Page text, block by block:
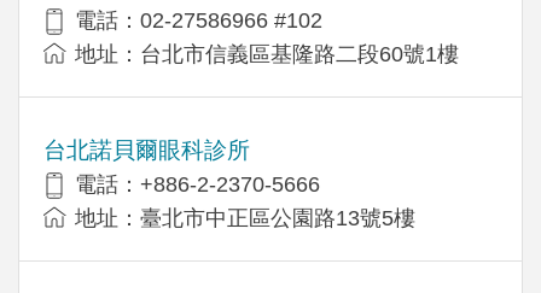
電話：02-27586966 #102
地址：台北市信義區基隆路二段60號1樓
台北諾貝爾眼科診所
電話：+886-2-2370-5666
地址：臺北市中正區公園路13號5樓